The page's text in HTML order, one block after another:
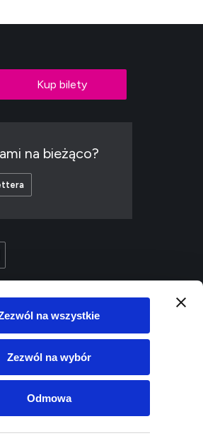
na wszystkie
Zezwól na wybór
Odmowa
Kup bilety
na bieżąco?
Projekt i wykonanie: White Tiger